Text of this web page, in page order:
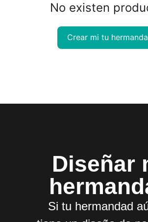
No existen
Crear mi tu
Diseñar
Si tu hermandad